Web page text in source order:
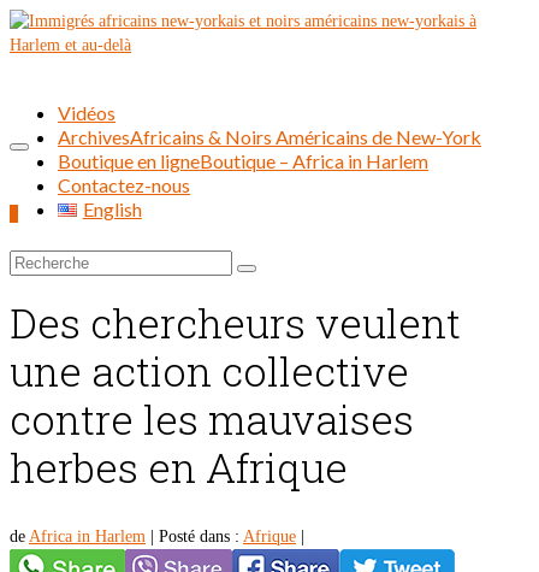
Rechercher :
Vidéos
ArchivesAfricains & Noirs Américains de New-York
Boutique en ligneBoutique – Africa in Harlem
Contactez-nous
English
Des chercheurs veulent
une action collective
contre les mauvaises
herbes en Afrique
de Africa in Harlem Posté dans : Afrique